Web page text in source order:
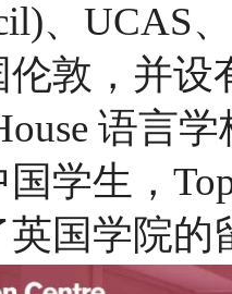
、UCAS
敦，并设
语言
学生，
国学院的